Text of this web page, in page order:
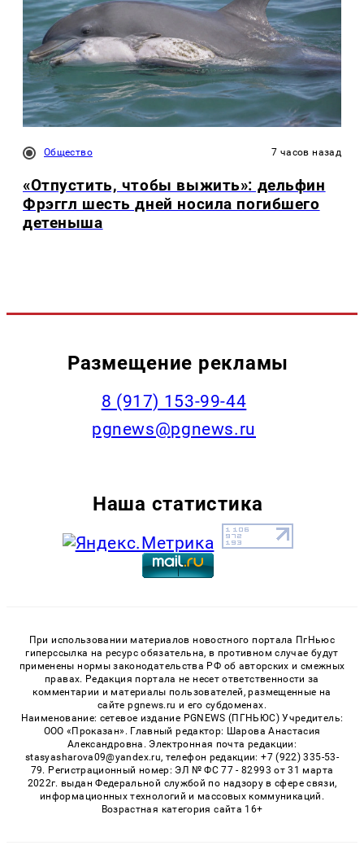
Общество 7 часов назад
«Отпустить, чтобы выжить»: дельфин
Фрэггл шесть дней носила погибшего
детеныша
Размещение рекламы
‭8 (917) 153-99-44
pgnews@pgnews.ru
Наша статистика
При использовании материалов новостного портала ПгНьюс
гиперссылка на ресурс обязательна, в противном случае будут
применены нормы законодательства РФ об авторских и смежных
правах. Редакция портала не несет ответственности за
комментарии и материалы пользователей, размещенные на
сайте pgnews.ru и его субдоменах.
Наименование: сетевое издание PGNEWS (ПГНЬЮС) Учредитель:
ООО «Проказан». Главный редактор: Шарова Анастасия
Александровна. Электронная почта редакции:
stasyasharova09@yandex.ru, телефон редакции: +7 (922) 335-53-
79. Регистрационный номер: ЭЛ № ФС 77 - 82993 от 31 марта
2022г. выдан Федеральной службой по надзору в сфере связи,
информационных технологий и массовых коммуникаций.
Возрастная категория сайта 16+